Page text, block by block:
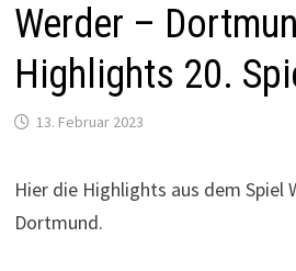
Werder –
Highlights 20.
13. Februar 2023
Hier die Highlights aus dem Spiel
Dortmund.